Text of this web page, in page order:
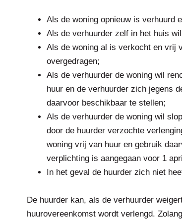
Als de woning opnieuw is verhuurd
Als de verhuurder zelf in het huis
Als de woning al is verkocht en vrij
overgedragen;
Als de verhuurder de woning wil
huur en de verhuurder zich jegens
daarvoor beschikbaar te stellen;
Als de verhuurder de woning wil
door de huurder verzochte
woning vrij van huur en gebruik
verplichting is aangegaan voor 1
In het geval de huurder zich niet
De huurder kan, als de verhuurder
huurovereenkomst wordt verlengd.